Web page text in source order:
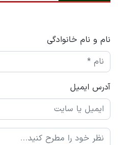
نام و نام خانوادگی
آدرس ایمیل